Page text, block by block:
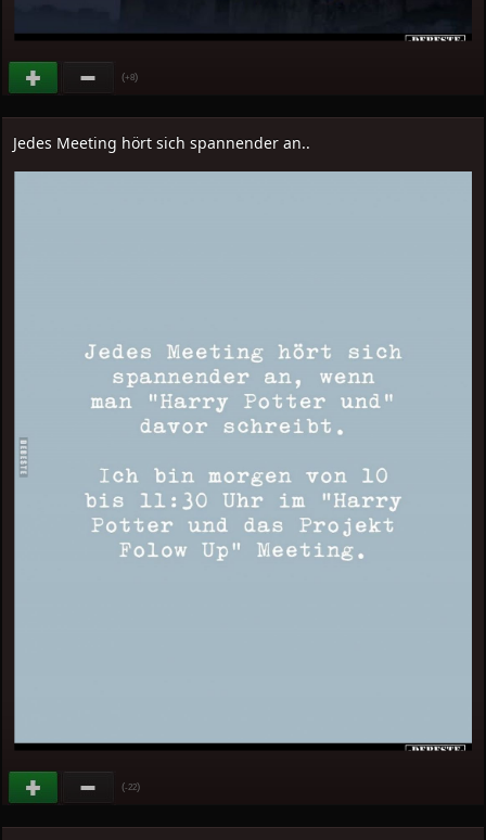
(+8)
Jedes Meeting hört sich spannender an..
(-22)